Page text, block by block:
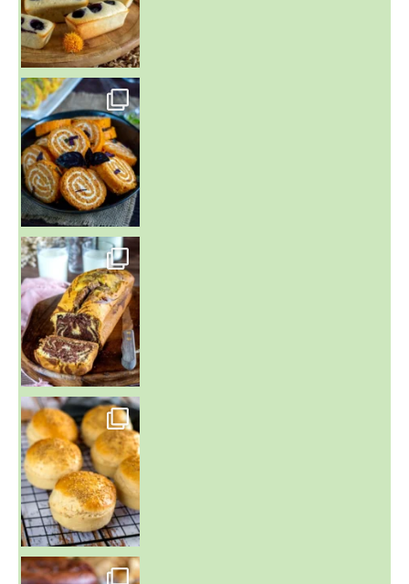
~ BUNS MAISON ~
Un peu de boulange par ici au
~ GÂTEAU FONDANT CHOCO NOISETTE ~